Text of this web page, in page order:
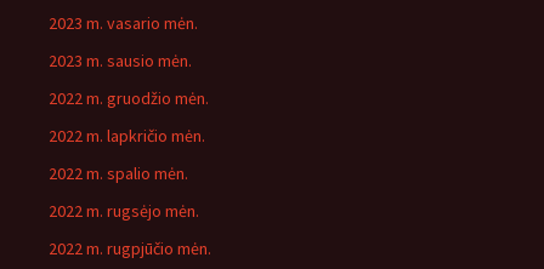
2023 m. vasario mėn.
2023 m. sausio mėn.
2022 m. gruodžio mėn.
2022 m. lapkričio mėn.
2022 m. spalio mėn.
2022 m. rugsėjo mėn.
2022 m. rugpjūčio mėn.